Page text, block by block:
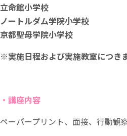
立命館小学校
ノートルダム学院小学校
京都聖母学院小学校
※実施日程および実施教室につき
・講座内容
ペーパープリント、面接、行動観